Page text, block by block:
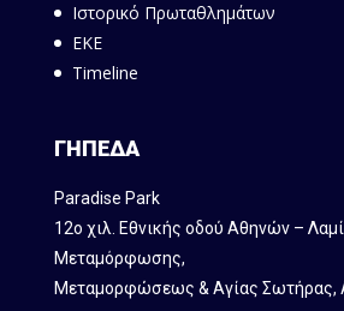
Ιστορικό Πρωταθλημάτων
ΕΚΕ
Timeline
ΓΗΠΕΔΑ
Paradise Park
12ο χιλ. Εθνικής οδού Αθηνών –
Mεταμόρφωσης,
Μεταμορφώσεως & Αγίας Σωτήρας,